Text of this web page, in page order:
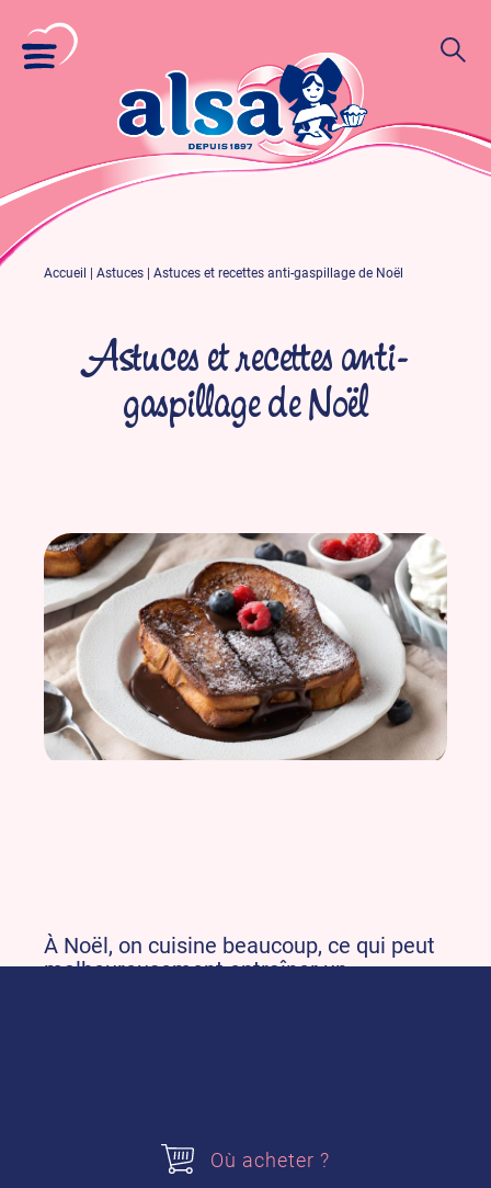
Accueil Astuces Astuces et recettes anti-gaspillage de Noël
Astuces et recettes anti-
gaspillage de Noël
À Noël, on cuisine beaucoup, ce qui peut
malheureusement entraîner un
délicieuses tranches de
ou de pain perdu
Où acheter ?